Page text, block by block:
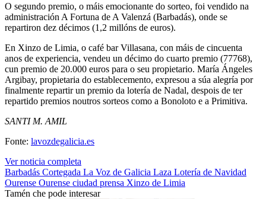
O segundo premio, o máis emocionante do sorteo, foi vendido na
administración A Fortuna de A Valenzá (Barbadás), onde se
repartiron dez décimos (1,2 millóns de euros).
En Xinzo de Limia, o café bar Villasana, con máis de cincuenta
anos de experiencia, vendeu un décimo do cuarto premio (77768),
cun premio de 20.000 euros para o seu propietario. María Ángeles
Argibay, propietaria do establecemento, expresou a súa alegría por
finalmente repartir un premio da lotería de Nadal, despois de ter
repartido premios noutros sorteos como a Bonoloto e a Primitiva.
SANTI M. AMIL
Fonte: lavozdegalicia.es
Ver noticia completa
Barbadás Cortegada La Voz de Galicia Laza Lotería de Navidad
Ourense Ourense ciudad prensa Xinzo de Limia
Tamén che pode interesar